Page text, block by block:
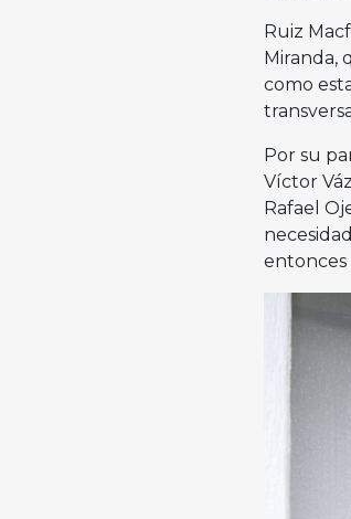
Ruiz
Miranda,
como
Por su
Víctor
Rafael
entonces